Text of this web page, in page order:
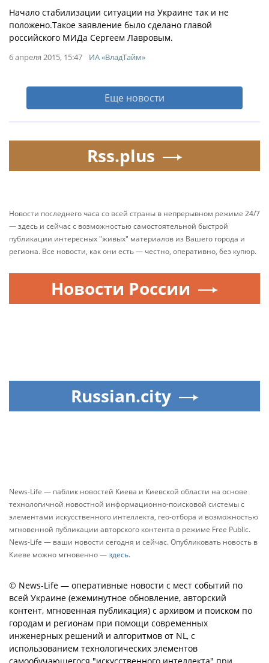
Начало стабилизации ситуации на Украине так и не
положено.Такое заявление было сделано главой
российского МИДа Сергеем Лавровым.
6 апреля 2015, 15:47 ИА «ВладТайм»
Еще новости
Rss.plus
Новости последнего часа со всей страны в непрерывном режиме 24/7
— здесь и сейчас с возможностью самостоятельной быстрой
публикации интересных "живых" материалов из Вашего города и
региона. Все новости, как они есть — честно, оперативно, без купюр.
Новости России
Russian.city
News-Life — паблик новостей Киева и Киевской области на основе
технологичной новостной информационно-поисковой системы с
элементами искусственного интеллекта, гео-отбора и возможностью
мгновенной публикации авторского контента в режиме Free Public.
News-Life — ваши новости сегодня и сейчас. Опубликовать новость в
Киеве можно мгновенно —здесь.
© News-Life — оперативные новости с мест событий по
всей Украине (ежеминутное обновление, авторский
контент, мгновенная публикация) с архивом и поиском по
городам и регионам при помощи современных
инженерных решений и алгоритмов от NL, с
использованием технологических элементов